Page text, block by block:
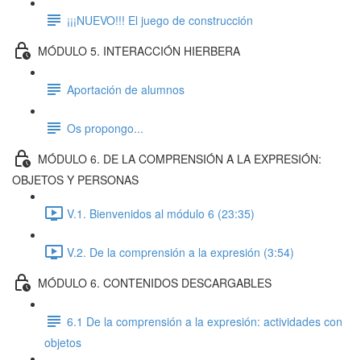
¡¡¡NUEVO!!! El juego de construcción
MÓDULO 5. INTERACCIÓN HIERBERA
Aportación de alumnos
Os propongo...
MÓDULO 6. DE LA COMPRENSIÓN A LA EXPRESIÓN:
OBJETOS Y PERSONAS
V.1. Bienvenidos al módulo 6 (23:35)
V.2. De la comprensión a la expresión (3:54)
MÓDULO 6. CONTENIDOS DESCARGABLES
6.1 De la comprensión a la expresión: actividades con
objetos